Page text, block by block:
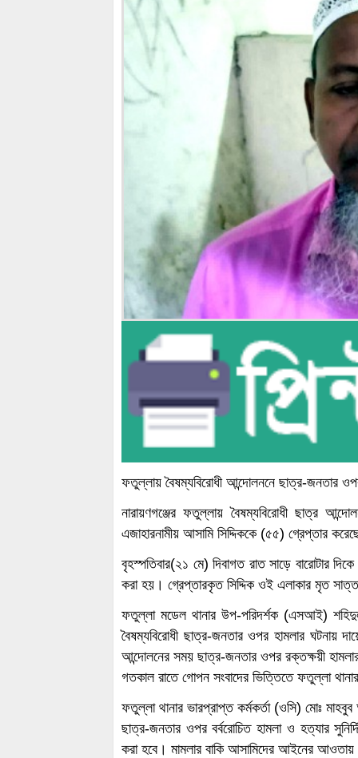
ফতুল্লায় বৈষম্যবিরোধী আন্দোলননে ছাত্র-জনতার ওপর
নারায়ণগঞ্জের ফতুল্লায় বৈষম্যবিরোধী ছাত্র
এজাহারনামীয় আসামি সিদ্দিককে (৫৫) গ্রেপ্তার
​বৃহস্পতিবার(২১ মে) দিবাগত রাত সাড়ে বারোটার
করা হয়। গ্রেপ্তারকৃত সিদ্দিক ওই এলাকার মৃত
​ফতুল্লা মডেল থানার উপ-পরিদর্শক (এসআই)
বৈষম্যবিরোধী ছাত্র-জনতার ওপর হামলার ঘটনায়
আন্দোলনের সময় ছাত্র-জনতার ওপর রক্তক্ষয়ী
গতকাল রাতে গোপন সংবাদের ভিত্তিতে ফতুল্লা
​ফতুল্লা থানার ভারপ্রাপ্ত কর্মকর্তা (ওসি) মোঃ
ছাত্র-জনতার ওপর বর্বরোচিত হামলা ও হত্যার
করা হবে। মামলার বাকি আসামিদের আইনের